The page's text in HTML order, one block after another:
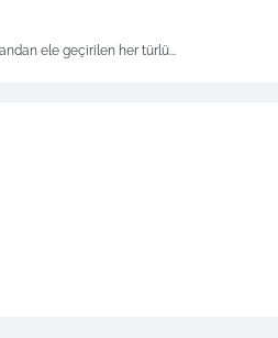
ele geçirilen her türlü...